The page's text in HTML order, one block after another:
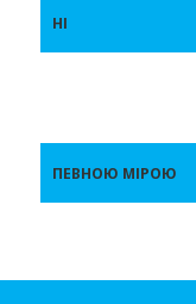
НІ
ПЕВНОЮ МІРОЮ